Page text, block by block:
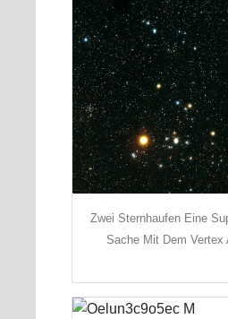
Zwei Sternhaufen Eine
Sache Mit Dem Vertex